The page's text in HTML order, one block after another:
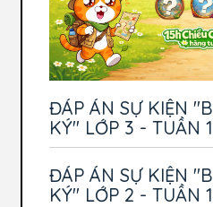
ĐÁP ÁN SỰ KIỆN
KÝ" LỚP 3 - TUẦN
ĐÁP ÁN SỰ KIỆN
KÝ" LỚP 2 - TUẦN